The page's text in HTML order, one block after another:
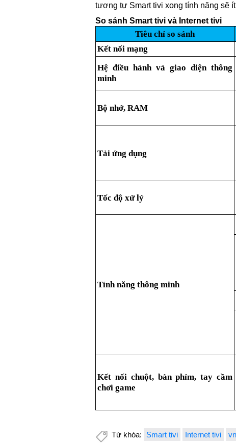
tương tự Smart tivi xong tính năng sẽ
So sánh Smart tivi và Internet tivi
Tiêu chí so sánh
Kết nối mạng
Hệ điều hành và giao diện thông
minh
Bộ nhớ, RAM
Tải ứng dụng
Tốc độ xử lý
Tính năng thông minh
Kết nối chuột, bàn phím, tay cầm
chơi game
Từ khóa: Smart tivi Internet tivi